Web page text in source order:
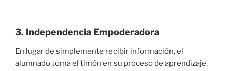
3. Independencia Empoderadora
En lugar de simplemente recibir información, el
alumnado toma el timón en su proceso de aprendizaje.